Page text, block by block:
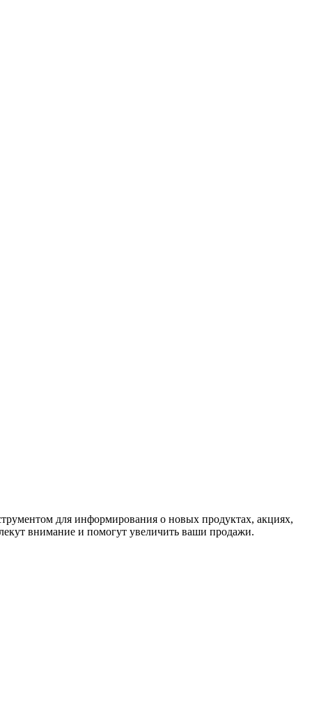
для информирования о новых продуктах, акциях,
внимание и помогут увеличить ваши продажи.